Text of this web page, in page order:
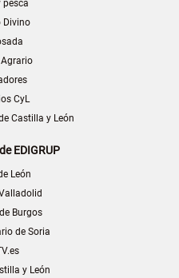
pesca
Divino
CyL
Castilla y León
EDIGRUP
León
Burgos
de Soria
y León